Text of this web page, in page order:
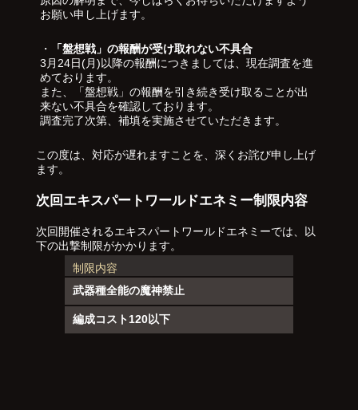
お願い申し上げます。
・
「盤想戦」の報酬が受け取れない不具合
3月24日(月)以降の報酬につきましては、現在調査を進
めております。
また、「盤想戦」の報酬を引き続き受け取ることが出
来ない不具合を確認しております。
調査完了次第、補填を実施させていただきます。
この度は、対応が遅れますことを、深くお詫び申し上げ
ます。
次回エキスパートワールドエネミー制限内容
次回開催されるエキスパートワールドエネミーでは、以
下の出撃制限がかかります。
制限内容
武器種全能の魔神禁止
編成コスト120以下